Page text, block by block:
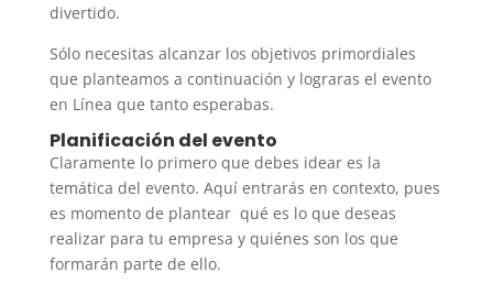
divertido.
Sólo necesitas alcanzar los objetivos primordiales
que planteamos a continuación y lograras el evento
en Línea que tanto esperabas.
Planificación del evento
Claramente lo primero que debes idear es la
temática del evento. Aquí entrarás en contexto, pues
es momento de plantear qué es lo que deseas
realizar para tu empresa y quiénes son los que
formarán parte de ello.